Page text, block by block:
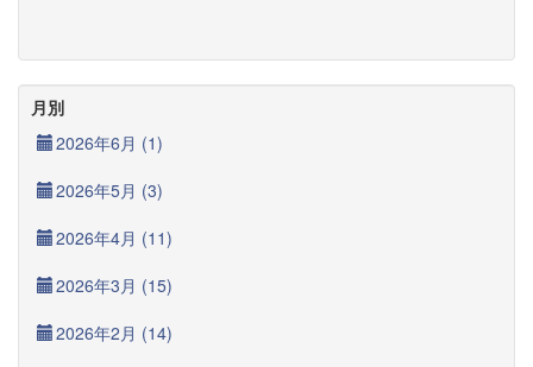
月別
2026年6月 (1)
2026年5月 (3)
2026年4月 (11)
2026年3月 (15)
2026年2月 (14)